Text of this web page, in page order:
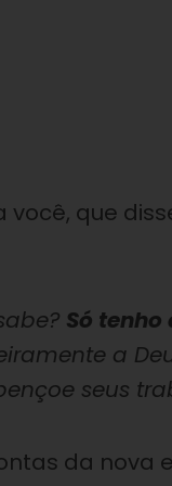
que
Só
a
seus
da nova